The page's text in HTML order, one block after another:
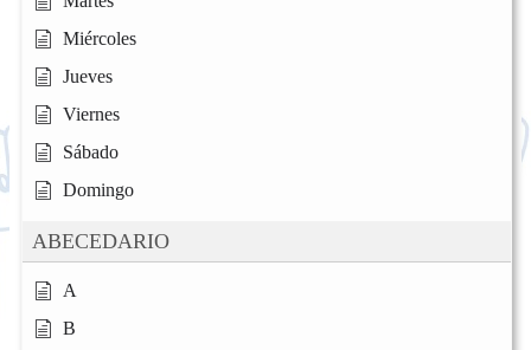
Miércoles
Jueves
Viernes
Sábado
Domingo
ABECEDARIO
A
B